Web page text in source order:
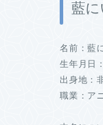
藍
名前：藍
生年月日
出身地：
職業：ア